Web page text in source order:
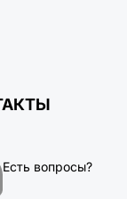
Есть вопросы?